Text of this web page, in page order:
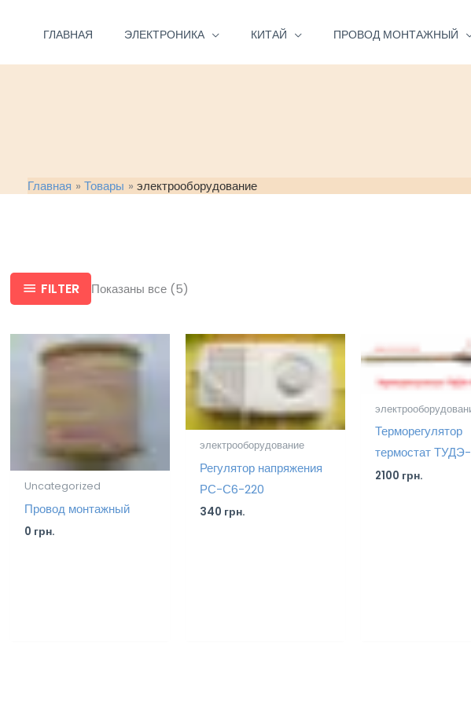
ГЛАВНАЯ ЭЛЕКТРОНИКА КИТАЙ ПРОВОД МОНТАЖНЫЙ
Главная Товары электрооборудование
FILTER Показаны все (5)
Uncategorized
Провод монтажный
0 грн.
электрооборудование
Регулятор напряжения
РС-С6-220
340 грн.
Терморегулятор
термостат
2100 грн.